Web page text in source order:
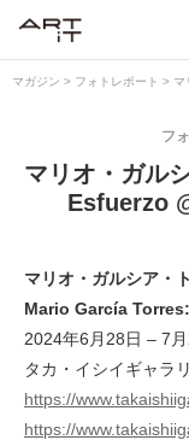
マガジン > フォトレポート > マ
フ
マリオ・ガル
Esfuerzo
マリオ・ガルシア・
Mario García
2024年6月28日 – 7
タカ・イシイギャラ
https://
https://